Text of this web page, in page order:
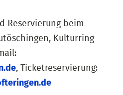
Reservierung beim
Kulturring
, Ticketreservierung: